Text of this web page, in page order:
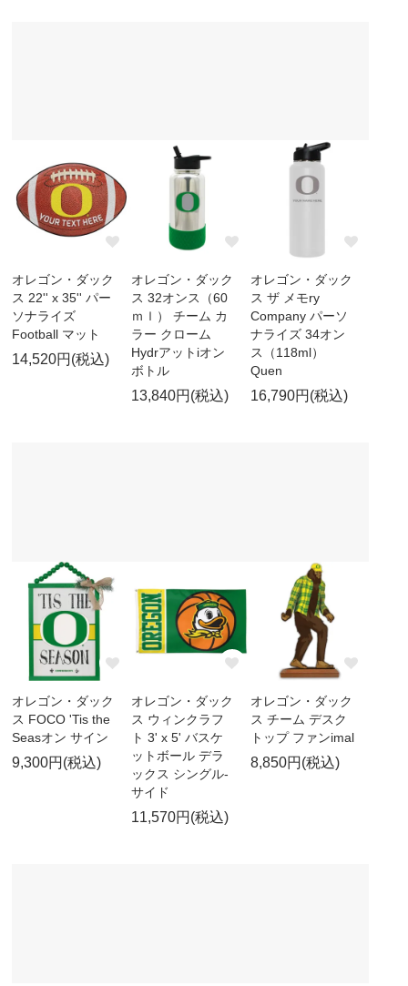
オレゴン・ダック
ス 22'' x 35'' パー
ソナライズ
Football マット
14,520円(税込)
オレゴン・ダック
ス 32オンス（60
ｍｌ） チーム カ
ラー クローム
Hydrアットiオン
ボトル
13,840円(税込)
オレゴン・ダック
ス ザ メモry
Company パーソ
ナライズ 34オン
ス（118ml）
Quen
16,790円(税込)
オレゴン・ダック
ス FOCO 'Tis the
Seasオン サイン
9,300円(税込)
オレゴン・ダック
ス ウィンクラフ
ト 3' x 5' バスケ
ットボール デラ
ックス シングル-
サイド
11,570円(税込)
オレゴン・ダック
ス チーム デスク
トップ ファンimal
8,850円(税込)